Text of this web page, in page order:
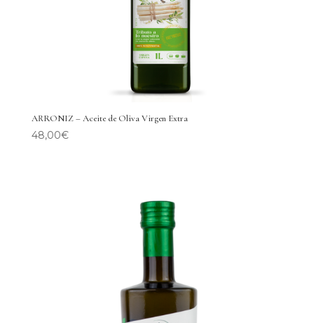
ARRONIZ – Aceite de Oliva Virgen Extra
48,00€